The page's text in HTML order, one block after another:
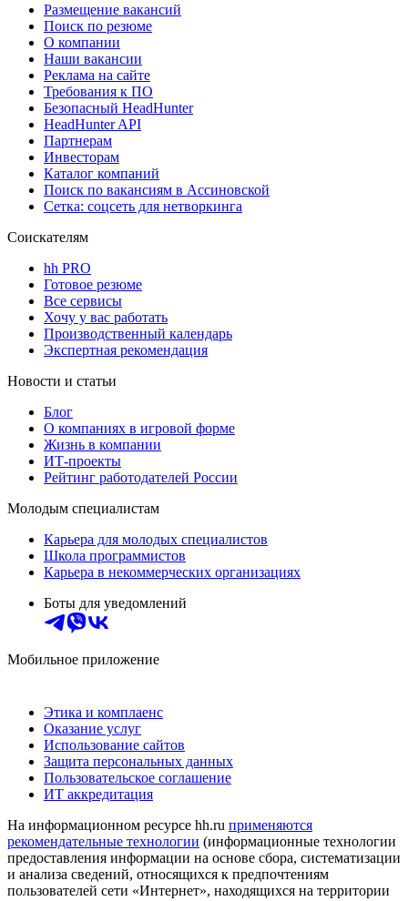
Размещение вакансий
Поиск по резюме
О компании
Наши вакансии
Реклама на сайте
Требования к ПО
Безопасный HeadHunter
HeadHunter API
Партнерам
Инвесторам
Каталог компаний
Поиск по вакансиям в Ассиновской
Сетка: соцсеть для нетворкинга
Соискателям
hh PRO
Готовое резюме
Все сервисы
Хочу у вас работать
Производственный календарь
Экспертная рекомендация
Новости и статьи
Блог
О компаниях в игровой форме
Жизнь в компании
ИТ-проекты
Рейтинг работодателей России
Молодым специалистам
Карьера для молодых специалистов
Школа программистов
Карьера в некоммерческих организациях
Боты для уведомлений
Мобильное приложение
Этика и комплаенс
Оказание услуг
Использование сайтов
Защита персональных данных
Пользовательское соглашение
ИТ аккредитация
На информационном ресурсе hh.ru применяются
рекомендательные технологии (информационные технологии
предоставления информации на основе сбора, систематизации
и анализа сведений, относящихся к предпочтениям
пользователей сети «Интернет», находящихся на территории